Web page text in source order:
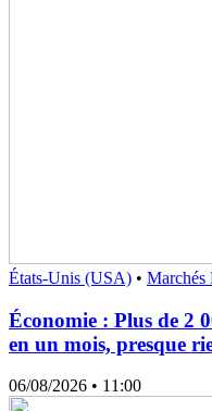
États-Unis (USA) • Marchés
Économie : Plus de 2
en un mois, presque
06/08/2026 • 11:00